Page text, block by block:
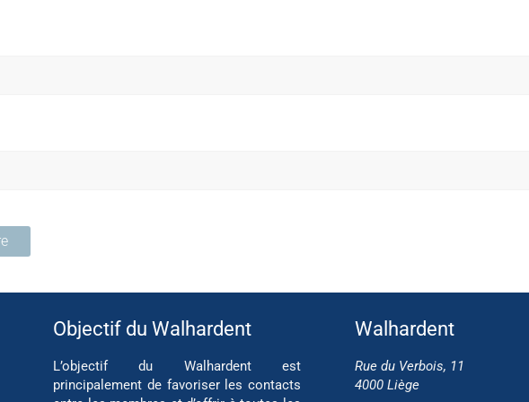
Objectif du Walhardent
L’objectif du Walhardent est
principalement de favoriser les contacts
Walhardent
Rue du Verbois, 11
4000 Liège